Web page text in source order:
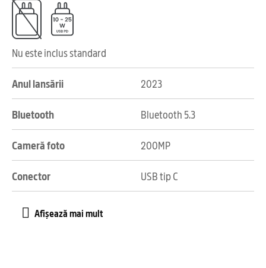
Nu este inclus standard
Anul lansării 2023
Bluetooth Bluetooth 5.3
Cameră foto 200MP
Conector USB tip C